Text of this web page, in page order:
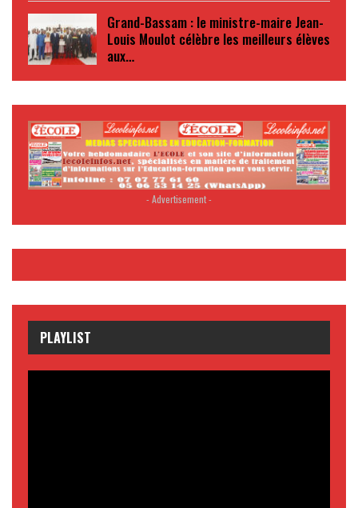
Grand-Bassam : le ministre-maire Jean-
Louis Moulot célèbre les meilleurs élèves
aux…
- Advertisement -
PLAYLIST